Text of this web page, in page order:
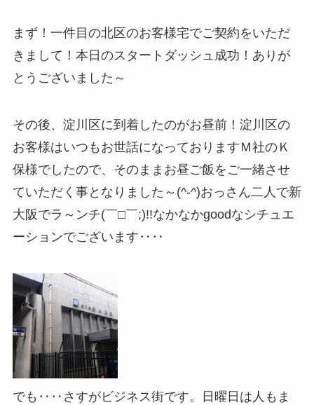
まず！一件目の北区のお客様宅でご契約をいただ
きまして！本日のスタートダッシュ成功！ありが
とうございました～
その後、淀川区に到着したのがお昼前！淀川区の
お客様はいつもお世話になっておりますＭ社のＫ
保様でしたので、そのままお昼ご飯をご一緒させ
ていただく事となりました～(^-^)おっさん二人で新
大阪でラ～ンチ(￣□￣;)!!なかなかgoodなシチュエ
ーションでございます‥‥
でも‥‥さすがビジネス街です。日曜日は人もま